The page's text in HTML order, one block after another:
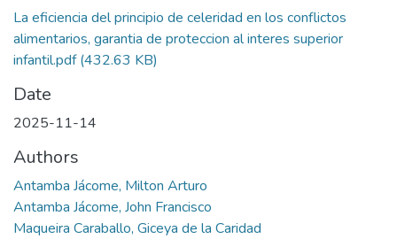
La eficiencia del principio de celeridad en los conflictos
alimentarios, garantia de proteccion al interes superior
infantil.pdf(432.63 KB)
Date
2025-11-14
Authors
Antamba Jácome, Milton Arturo
Antamba Jácome, John Francisco
Maqueira Caraballo, Giceya de la Caridad